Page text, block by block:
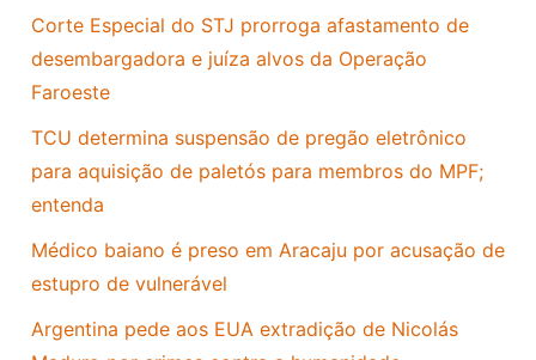
Corte Especial do STJ prorroga afastamento de
desembargadora e juíza alvos da Operação
Faroeste
TCU determina suspensão de pregão eletrônico
para aquisição de paletós para membros do MPF;
entenda
Médico baiano é preso em Aracaju por acusação de
estupro de vulnerável
Argentina pede aos EUA extradição de Nicolás